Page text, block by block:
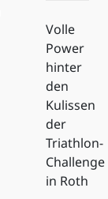
Volle
Power
hinter
den
Kulissen
der
Triathlon-
Challenge
in Roth